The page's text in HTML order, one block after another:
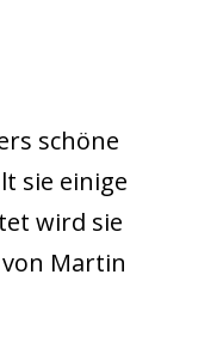
schöne
sie einige
wird sie
Martin